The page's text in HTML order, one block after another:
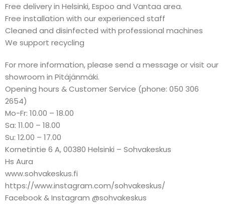
Free delivery in Helsinki, Espoo and Vantaa area.
Free installation with our experienced staff
Cleaned and disinfected with professional machines
We support recycling
For more information, please send a message or visit our
showroom in Pitäjänmäki.
Opening hours & Customer Service (phone: 050 306
2654)
Mo-Fr: 10.00 – 18.00
Sa: 11.00 – 18.00
Su: 12.00 – 17.00
Kornetintie 6 A, 00380 Helsinki – Sohvakeskus
Hs Aura
www.sohvakeskus.fi
https://www.instagram.com/sohvakeskus/
Facebook & Instagram @sohvakeskus